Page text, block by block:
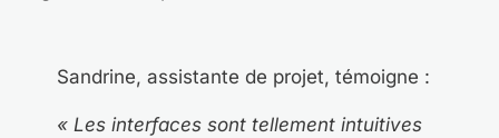
Sandrine, assistante de projet, témoigne :
« Les interfaces sont tellement intuitives